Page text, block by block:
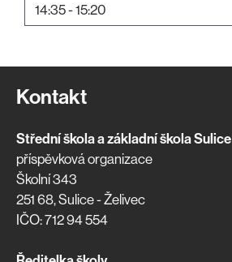
14:35 - 15:20
Kontakt
Střední škola a základní škola Sulice
příspěvková organizace
Školní 343
251 68, Sulice - Želivec
IČO: 712 94 554